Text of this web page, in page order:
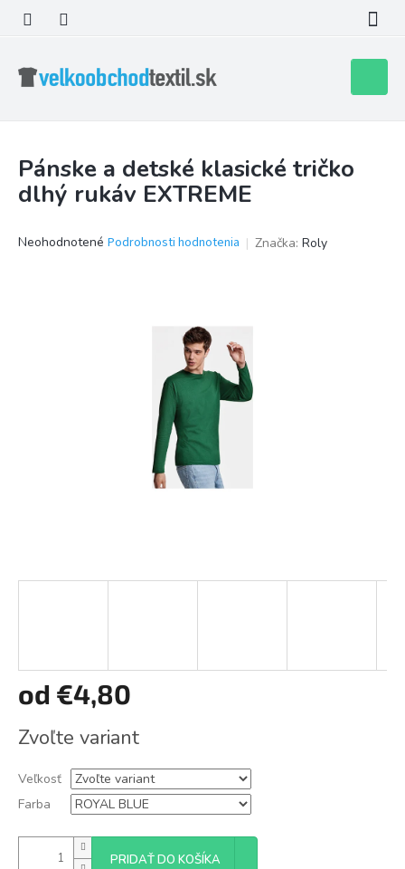
obsah
košík
Pánske a detské klasické tričko
dlhý rukáv EXTREME
Priemerné
Neohodnotené Podrobnosti hodnotenia Značka: Roly
od €4,80
cena:
Zvoľte variant
Veľkosť
Farba
PRIDAŤ DO KOŠÍKA